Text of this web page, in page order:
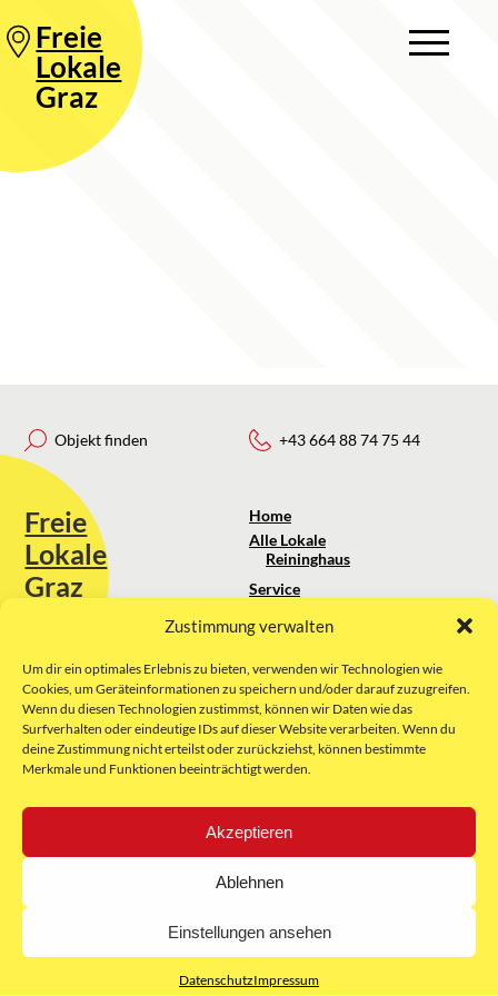
Zustimmung verwalten
Um dir ein optimales Erlebnis zu bieten, verwenden wir Technologien wie
Cookies, um Geräteinformationen zu speichern und/oder darauf zuzugreifen.
Wenn du diesen Technologien zustimmst, können wir Daten wie das
Surfverhalten oder eindeutige IDs auf dieser Website verarbeiten. Wenn du
deine Zustimmung nicht erteilst oder zurückziehst, können bestimmte
Merkmale und Funktionen beeinträchtigt werden.
Akzeptieren
Ablehnen
Einstellungen ansehen
DatenschutzImpressum
Freie
Lokale
Graz
Objekt finden
Freie
Lokale
Graz
Sie erreichen uns unter:
kontakt@freielokale-graz.at
Website by Rubikon Werbeagentur
GmbH
+43 664 88 74 75 44
Home
Alle Lokale
Reininghaus
Service
Über uns
Impressum
AGB
Datenschutz
E-Mail